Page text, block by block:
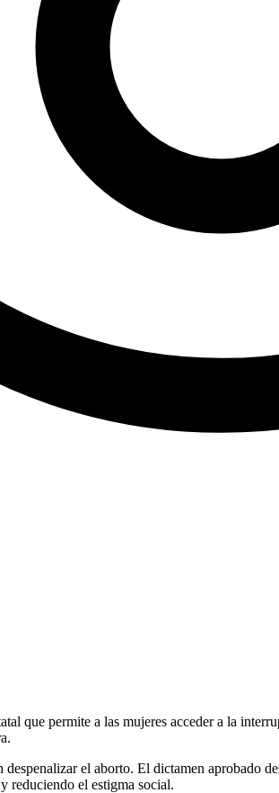
que permite a las mujeres acceder a la
el aborto. El dictamen aprobado
reduciendo el estigma social.